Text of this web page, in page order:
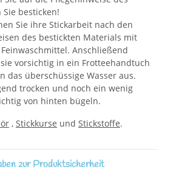
Sie besticken!
Sie ihre Stickarbeit nach den
des bestickten Materials mit
Anschließend
vorsichtig in ein Frotteehandtuch
das überschüssige Wasser aus.
trocken und noch ein wenig
von hinten bügeln.
, Stickkurse und Stickstoffe.
zur Produktsicherheit